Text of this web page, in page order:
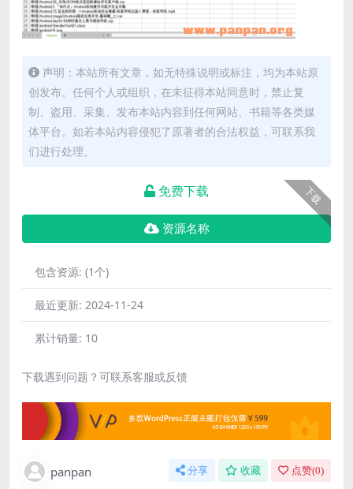
声明：本站所有文章，如无特殊说明或标注，均为本站原
创发布。任何个人或组织，在未征得本站同意时，禁止复
制、盗用、采集、发布本站内容到任何网站、书籍等各类媒
体平台。如若本站内容侵犯了原著者的合法权益，可联系我
们进行处理。
下载
免费下载
资源名称
包含资源: (1个)
最近更新: 2024-11-24
累计销量: 10
下载遇到问题？可联系客服或反馈
panpan 分享 收藏 点赞(0)